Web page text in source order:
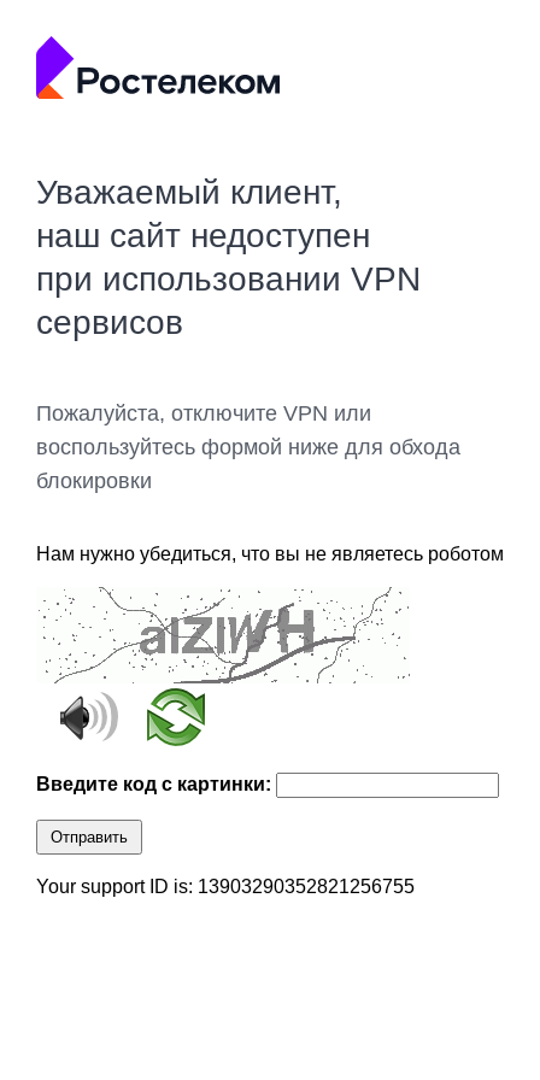
Уважаемый клиент,
наш сайт недоступен
при использовании VPN
сервисов
Пожалуйста, отключите VPN или
воспользуйтесь формой ниже для обхода
блокировки
Нам нужно убедиться, что вы не являетесь роботом
Введите код с картинки:
Отправить
Your support ID is: 13903290352821256755